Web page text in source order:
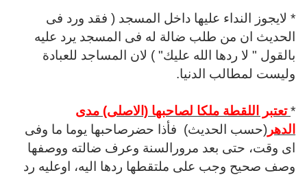
* لايجوز النداء عليها داخل المسجد ( فقد ورد فى
الحديث ان من طلب ضالة له فى المسجد يرد عليه
بالقول " لا ردها الله عليك" ) لان المساجد للعبادة
وليست لمطالب الدنيا.
*تعتبر اللقطة ملكا لصاحبها (الاصلى) مدى
الدهر (حسب الحديث) فأذا حضرصاحبها يوما ما وفى
اى وقت، حتى بعد مرورالسنة وعرف ضالته ووصفها
وصف صحيح وجب على ملتقطها ردها اليه، اوعليه رد